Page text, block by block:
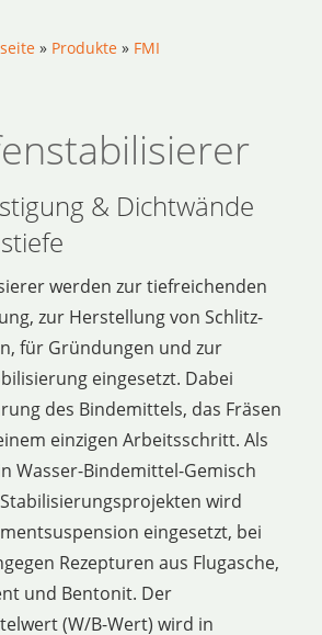
» Produkte » FMI
& Dichtwände
werden zur tiefreichenden
zur Herstellung von Schlitz-
für Gründungen und zur
eingesetzt. Dabei
des Bindemittels, das Fräsen
einzigen Arbeitsschritt. Als
Wasser-Bindemittel-Gemisch
wird
eingesetzt, bei
Rezepturen aus Flugasche,
und Bentonit. Der
(W/B-Wert) wird in